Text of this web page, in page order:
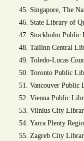
Singapore, The
State Library of
Stockholm Public
Tallinn Central
Toledo-Lucas
Toronto Public
Vancouver Public
Vienna Public
Vilnius City
Yarra Plenty
Zagreb City